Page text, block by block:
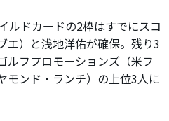
ルドカードの2枠はすでにスコ
エ）と浅地洋佑が確保。残り3
ルフプロモーションズ（米フ
モンド・ランチ）の上位3人に